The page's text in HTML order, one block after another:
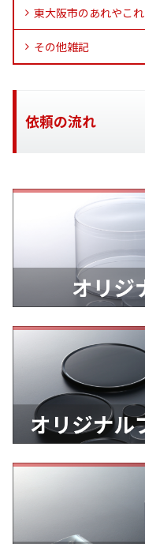
東大阪市のあれやこれ
その他雑記
依頼の流れ